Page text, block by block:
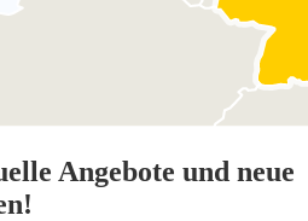
Angebote und neue